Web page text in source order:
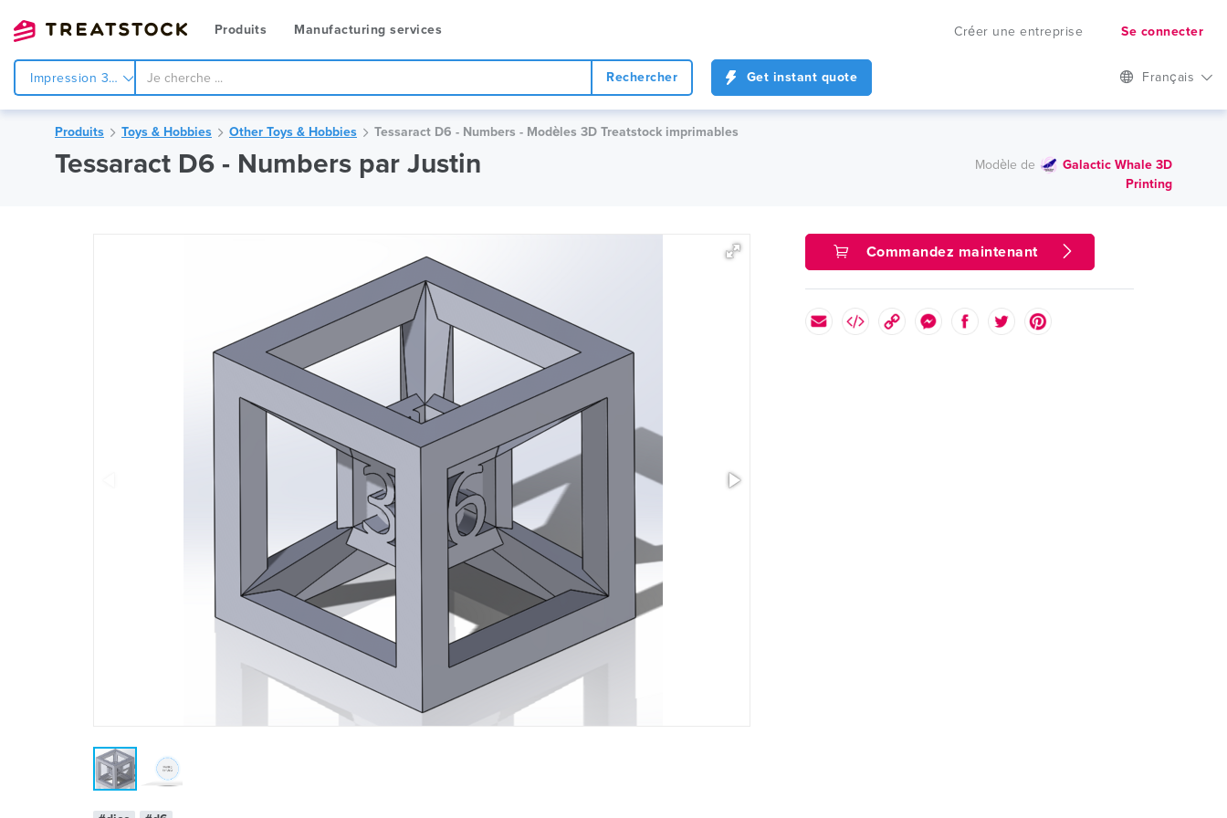
Produits Manufacturing services Créer une entreprise Se connecter
Impression 3d Rechercher Get instant quote Français
Produits Toys & Hobbies Other Toys & Hobbies Tessaract D6 - Numbers - Modèles 3D Treatstock imprimables
Tessaract D6 - Numbers par Justin Modèle de
Galactic Whale 3D
Printing
Commandez maintenant